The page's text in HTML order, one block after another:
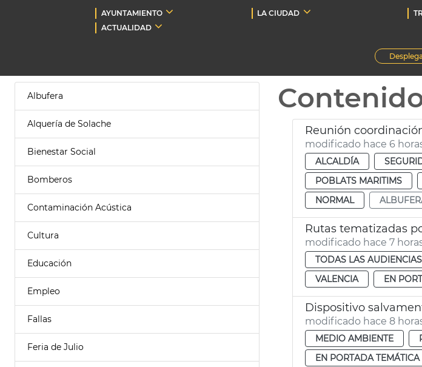
AYUNTAMIENTO LA CIUDAD
ACTUALIDAD
Albufera
Alquería de Solache
Bienestar Social
Bomberos
Contaminación Acústica
Cultura
Educación
Empleo
Fallas
Feria de Julio
Reunión
modificado hace 6
ALCALDÍA
POBLATS MARITIMS
NORMAL
Rutas tematizadas
modificado hace 7
TODAS LAS AUDIENCIAS
VALENCIA
EN
Dispositivo
modificado hace 8
MEDIO AMBIENTE
EN PORTADA TEMÁTICA